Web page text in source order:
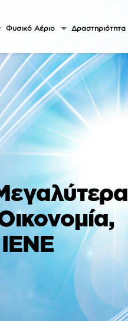
Φυσικό Αέριο Δραστηριότητα